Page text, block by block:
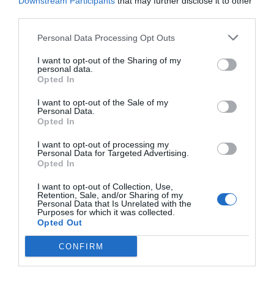
Personal Data Processing Opt Outs
I want to opt-out of the Sharing of my
personal data.
Opted In
I want to opt-out of the Sale of my
Personal Data.
Opted In
I want to opt-out of processing my
Personal Data for Targeted Advertising.
Opted In
I want to opt-out of Collection, Use,
Retention, Sale, and/or Sharing of my
Personal Data that Is Unrelated with the
Purposes for which it was collected.
Opted Out
CONFIRM